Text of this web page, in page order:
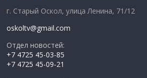
г. Старый Оскол, улица Ленина, 71/12
oskoltv@gmail.com
Отдел новостей:
+7 4725 45-03-85
+7 4725 45-09-21